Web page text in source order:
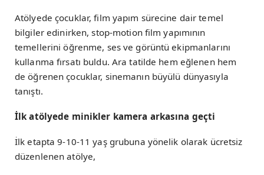
Atölyede çocuklar, film yapım sürecine dair temel
bilgiler edinirken, stop-motion film yapımının
temellerini öğrenme, ses ve görüntü ekipmanlarını
kullanma fırsatı buldu. Ara tatilde hem eğlenen hem
de öğrenen çocuklar, sinemanın büyülü dünyasıyla
tanıştı.
İlk atölyede minikler kamera arkasına geçti
İlk etapta 9-10-11 yaş grubuna yönelik olarak ücretsiz
düzenlenen atölye,